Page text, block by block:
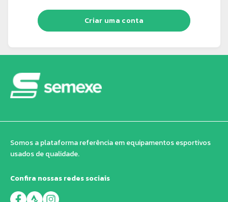
Criar uma conta
Somos a plataforma referência em equipamentos esportivos
usados de qualidade.
Confira nossas redes sociais